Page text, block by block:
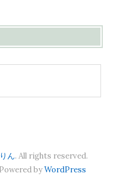
ん. All rights reserved.
byWordPress